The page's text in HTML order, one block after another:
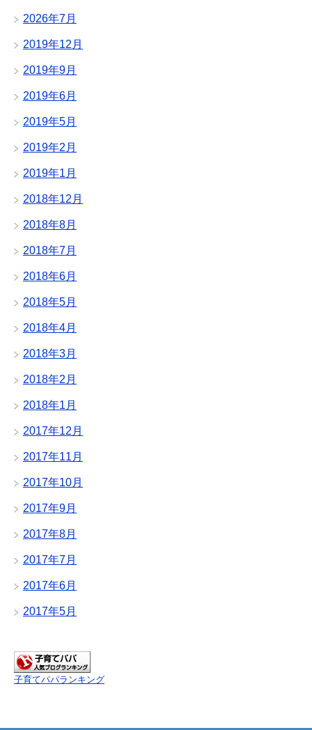
2026年7月
2019年12月
2019年9月
2019年6月
2019年5月
2019年2月
2019年1月
2018年12月
2018年8月
2018年7月
2018年6月
2018年5月
2018年4月
2018年3月
2018年2月
2018年1月
2017年12月
2017年11月
2017年10月
2017年9月
2017年8月
2017年7月
2017年6月
2017年5月
子育てパパランキング